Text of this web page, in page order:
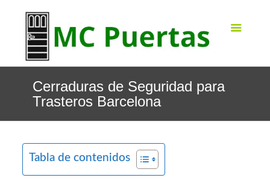
Cerraduras de Seguridad para
Trasteros Barcelona
Tabla de contenidos